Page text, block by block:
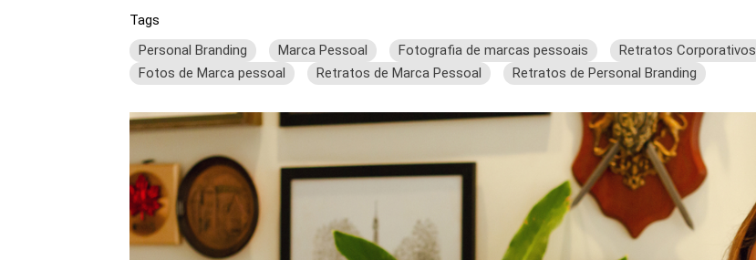
Tags
Personal Branding
Marca Pessoal Fotografia de marcas pessoais Retratos Corporativos
Fotos de Marca pessoal
Retratos de Marca Pessoal Retratos de Personal Branding